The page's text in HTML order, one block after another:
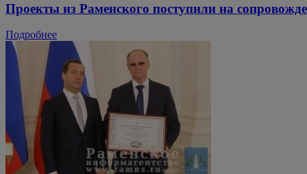
Проекты из Раменского поступили на
Подробнее